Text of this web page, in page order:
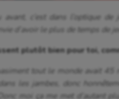
avant, c’est dans l’optique
d’avoir le plus de temps de
plutôt bien pour toi,
tout le monde avait 45
les jambes, donc
moi ça me met d’autant